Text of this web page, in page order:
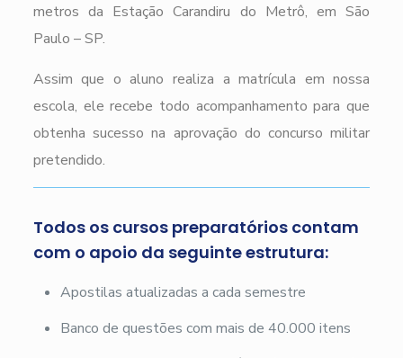
metros da Estação Carandiru do Metrô, em São
Paulo – SP.
Assim que o aluno realiza a matrícula em nossa
escola, ele recebe todo acompanhamento para que
obtenha sucesso na aprovação do concurso militar
pretendido.
Todos os cursos preparatórios contam
com o apoio da seguinte estrutura:
Apostilas atualizadas a cada semestre
Banco de questões com mais de 40.000 itens